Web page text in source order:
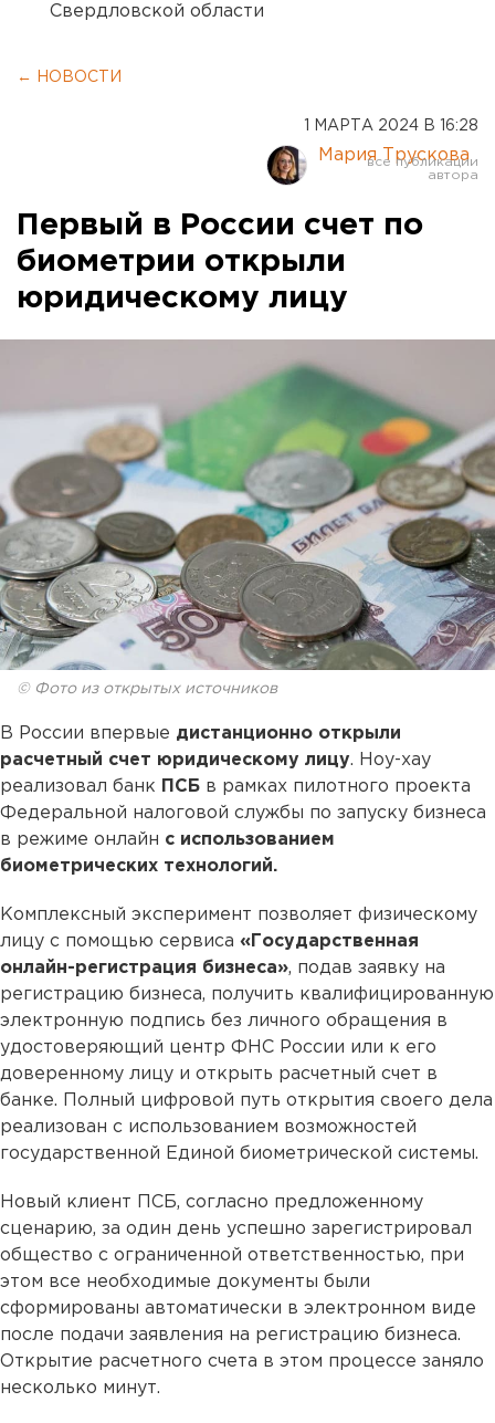
Свердловской области
← НОВОСТИ
1 МАРТА 2024 В 16:28
Мария Трускова
Первый в России счет по
биометрии открыли
юридическому лицу
© Фото из открытых источников
В России впервые дистанционно открыли
расчетный счет юридическому лицу. Ноу-хау
реализовал банк
ПСБ в рамках пилотного проекта
Федеральной налоговой службы по запуску бизнеса
в режиме онлайн с использованием
биометрических технологий.
Комплексный эксперимент позволяет физическому
лицу с помощью сервиса «Государственная
онлайн-регистрация бизнеса», подав заявку на
регистрацию бизнеса, получить квалифицированную
электронную подпись без личного обращения в
удостоверяющий центр ФНС России или к его
доверенному лицу и открыть расчетный счет в
банке. Полный цифровой путь открытия своего дела
реализован с использованием возможностей
государственной Единой биометрической системы.
Новый клиент ПСБ, согласно предложенному
сценарию, за один день успешно зарегистрировал
общество с ограниченной ответственностью, при
этом все необходимые документы были
сформированы автоматически в электронном виде
после подачи заявления на регистрацию бизнеса.
Открытие расчетного счета в этом процессе заняло
несколько минут.